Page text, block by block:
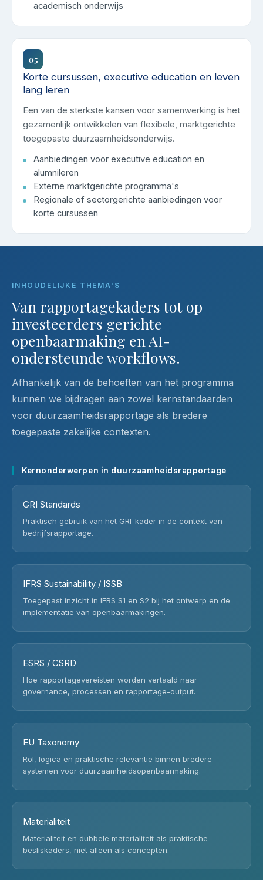
academisch onderwijs
05
Korte cursussen, executive education en leven
lang leren
Een van de sterkste kansen voor samenwerking is het
gezamenlijk ontwikkelen van flexibele, marktgerichte
toegepaste duurzaamheidsonderwijs.
Aanbiedingen voor executive education en
alumnileren
Externe marktgerichte programma's
Regionale of sectorgerichte aanbiedingen voor
korte cursussen
INHOUDELIJKE THEMA'S
Van rapportagekaders tot op
investeerders gerichte
openbaarmaking en AI-
ondersteunde workflows.
Afhankelijk van de behoeften van het programma
kunnen we bijdragen aan zowel kernstandaarden
voor duurzaamheidsrapportage als bredere
toegepaste zakelijke contexten.
Kernonderwerpen in duurzaamheidsrapportage
GRI Standards
Praktisch gebruik van het GRI-kader in de context van
bedrijfsrapportage.
IFRS Sustainability / ISSB
Toegepast inzicht in IFRS S1 en S2 bij het ontwerp en de
implementatie van openbaarmakingen.
ESRS / CSRD
Hoe rapportagevereisten worden vertaald naar
governance, processen en rapportage-output.
EU Taxonomy
Rol, logica en praktische relevantie binnen bredere
systemen voor duurzaamheidsopenbaarmaking.
Materialiteit
Materialiteit en dubbele materialiteit als praktische
besliskaders, niet alleen als concepten.